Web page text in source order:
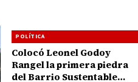
POLÍTICA
Colocó Leonel Godoy
Rangel la primera piedra
del Barrio Sustentable